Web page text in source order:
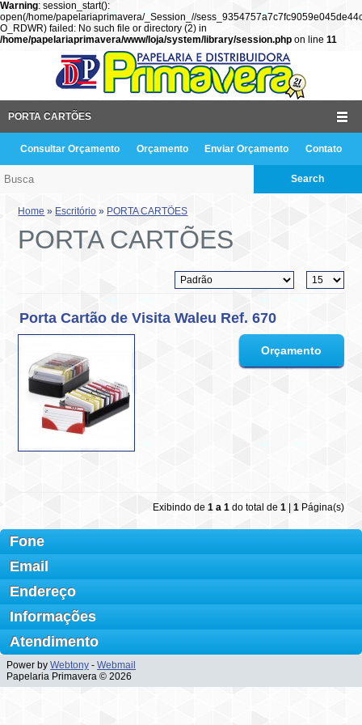
Warning: session_start():
open(/home/papelariaprimavera/_Session_//
O_RDWR) failed: No such file or directory (2) in
/home/papelariaprimavera/www/loja/system/library/session.php on line 11
PORTA CARTÕES
Consultar Orçamento Orçamento Enviar Orçamento Contato
Search
Home » Escritório » PORTA CARTÕES
PORTA CARTÕES
Porta Cartão de Visita Waleu Ref. 670
Exibindo de 1 a 1do total de 1| 1Página(s)
Fone
Email
Endereço
Informações
Atendimento
Power by Webtony - Webmail
Papelaria Primavera © 2026